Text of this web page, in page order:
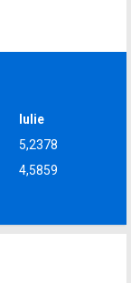
Iulie
5,2378
4,5859